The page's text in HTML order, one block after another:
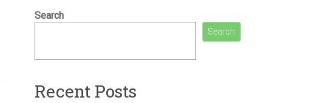
Search
Search
Recent Posts